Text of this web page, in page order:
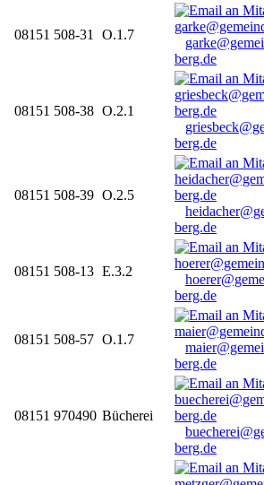
08151 508-31 O.1.7
berg.de
08151 508-38 O.2.1
berg.de
08151 508-39 O.2.5
berg.de
08151 508-13 E.3.2
berg.de
08151 508-57 O.1.7
berg.de
08151 970490 Bücherei
berg.de